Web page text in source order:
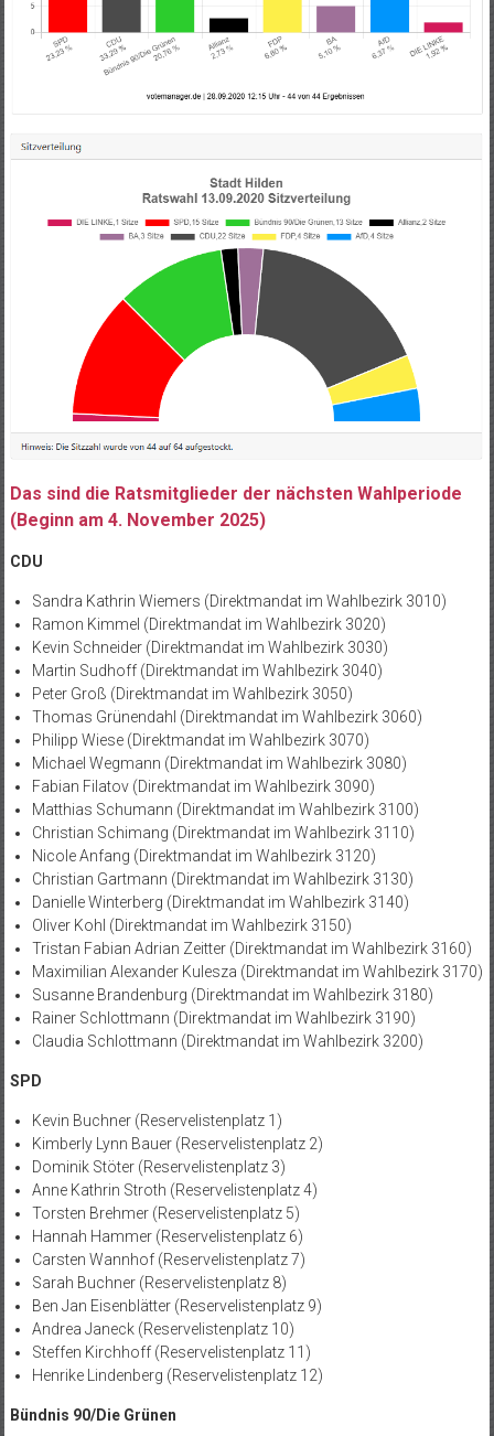
Das sind die Ratsmitglieder der nächsten Wahlperiode
(Beginn am 4. November 2025)
CDU
Sandra Kathrin Wiemers (Direktmandat im Wahlbezirk 3010)
Ramon Kimmel (Direktmandat im Wahlbezirk 3020)
Kevin Schneider (Direktmandat im Wahlbezirk 3030)
Martin Sudhoff (Direktmandat im Wahlbezirk 3040)
Peter Groß (Direktmandat im Wahlbezirk 3050)
Thomas Grünendahl (Direktmandat im Wahlbezirk 3060)
Philipp Wiese (Direktmandat im Wahlbezirk 3070)
Michael Wegmann (Direktmandat im Wahlbezirk 3080)
Fabian Filatov (Direktmandat im Wahlbezirk 3090)
Matthias Schumann (Direktmandat im Wahlbezirk 3100)
Christian Schimang (Direktmandat im Wahlbezirk 3110)
Nicole Anfang (Direktmandat im Wahlbezirk 3120)
Christian Gartmann (Direktmandat im Wahlbezirk 3130)
Danielle Winterberg (Direktmandat im Wahlbezirk 3140)
Oliver Kohl (Direktmandat im Wahlbezirk 3150)
Tristan Fabian Adrian Zeitter (Direktmandat im Wahlbezirk 3160)
Maximilian Alexander Kulesza (Direktmandat im Wahlbezirk 3170)
Susanne Brandenburg (Direktmandat im Wahlbezirk 3180)
Rainer Schlottmann (Direktmandat im Wahlbezirk 3190)
Claudia Schlottmann (Direktmandat im Wahlbezirk 3200)
SPD
Kevin Buchner (Reservelistenplatz 1)
Kimberly Lynn Bauer (Reservelistenplatz 2)
Dominik Stöter (Reservelistenplatz 3)
Anne Kathrin Stroth (Reservelistenplatz 4)
Torsten Brehmer (Reservelistenplatz 5)
Hannah Hammer (Reservelistenplatz 6)
Carsten Wannhof (Reservelistenplatz 7)
Sarah Buchner (Reservelistenplatz 8)
Ben Jan Eisenblätter (Reservelistenplatz 9)
Andrea Janeck (Reservelistenplatz 10)
Steffen Kirchhoff (Reservelistenplatz 11)
Henrike Lindenberg (Reservelistenplatz 12)
Bündnis 90/Die Grünen